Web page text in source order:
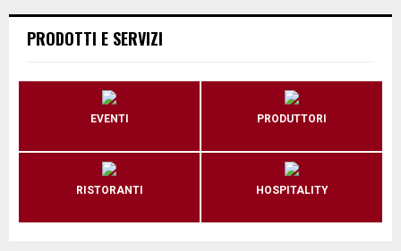
PRODOTTI E SERVIZI
EVENTI PRODUTTORI
RISTORANTI HOSPITALITY